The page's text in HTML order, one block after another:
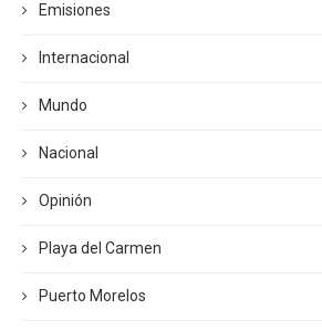
Emisiones
Internacional
Mundo
Nacional
Opinión
Playa del Carmen
Puerto Morelos